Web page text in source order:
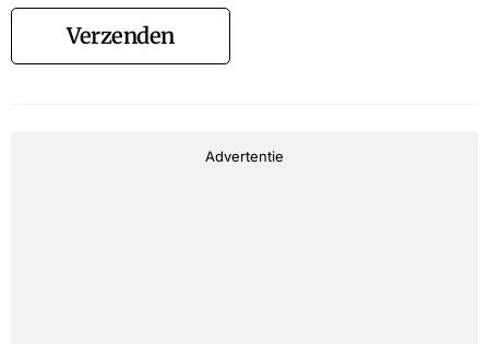
Verzenden
Advertentie